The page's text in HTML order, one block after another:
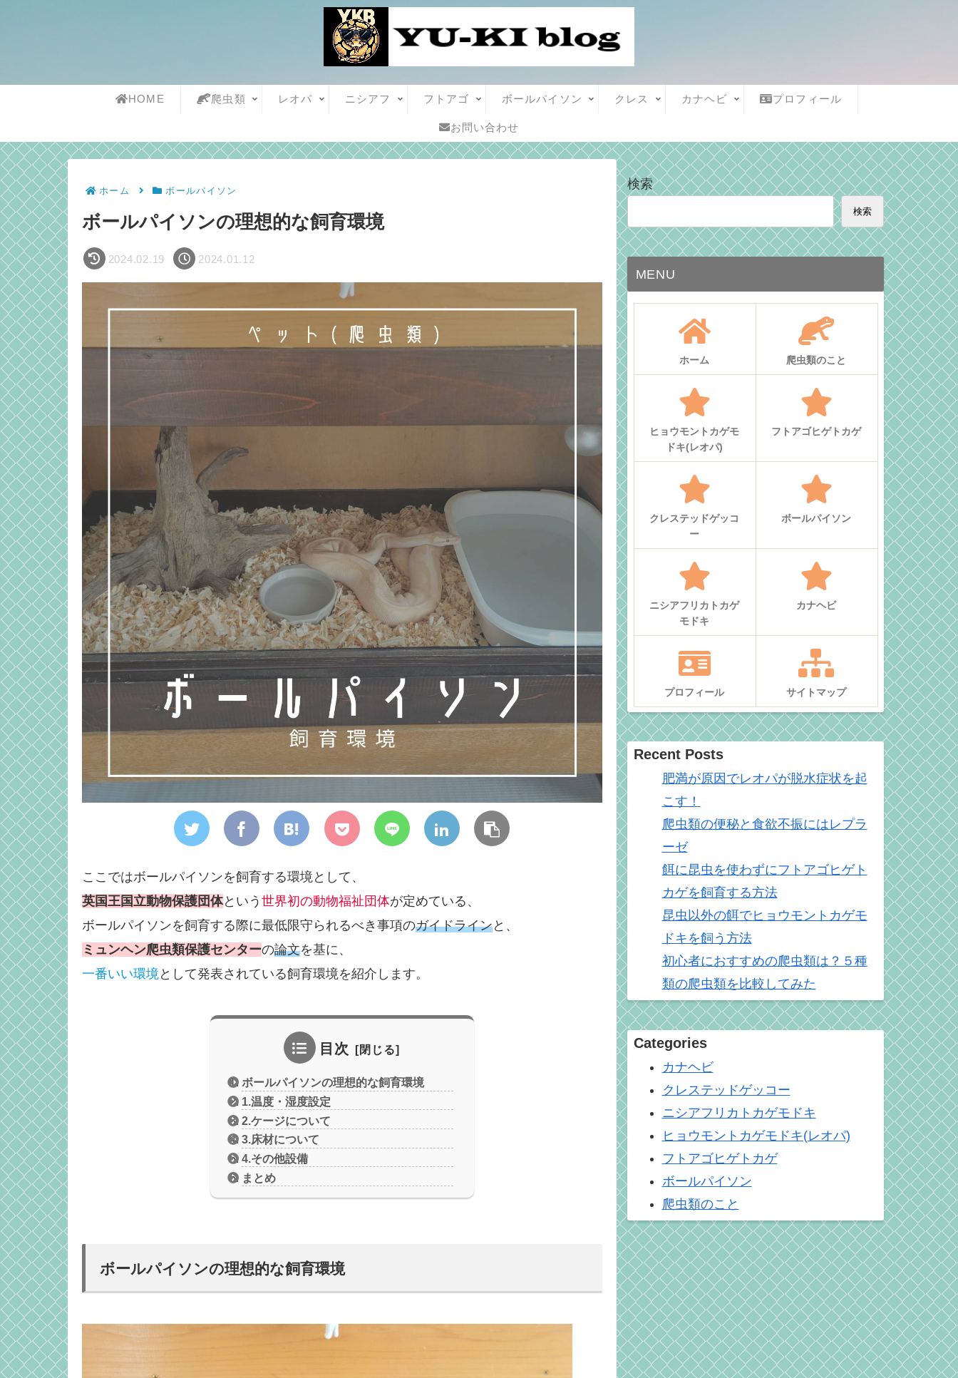
HOME 爬虫類 レオパ ニシアフ フトアゴ ボールパイソン クレス カナヘビ プロフィール
お問い合わせ
ホーム ボールパイソン
ボールパイソンの理想的な飼育環境
2024.02.19 2024.01.12
ここではボールパイソンを飼育する環境として、
英国王国立動物保護団体という 世界初の動物福祉団体が定めている、
ボールパイソンを飼育する際に最低限守られるべき事項のガイドラインと、
ミュンヘン爬虫類保護センターの論文を基に、
一番いい環境として発表されている飼育環境を紹介します。
目次
ボールパイソンの理想的な飼育環境
1.温度・湿度設定
2.ケージについて
3.床材について
4.その他設備
まとめ
ボールパイソンの理想的な飼育環境
検索
検索
MENU
ホーム 爬虫類のこと
ヒョウモントカゲモ
ドキ(レオパ)
フトアゴヒゲトカゲ
クレステッドゲッコ
ー
ボールパイソン
ニシアフリカトカゲ
モドキ
カナヘビ
プロフィール サイトマップ
Recent Posts
肥満が原因でレオパが脱水症状を起
こす！
爬虫類の便秘と食欲不振にはレプラ
ーゼ
餌に昆虫を使わずにフトアゴヒゲト
カゲを飼育する方法
昆虫以外の餌でヒョウモントカゲモ
ドキを飼う方法
初心者におすすめの爬虫類は？５種
類の爬虫類を比較してみた
Categories
カナヘビ
クレステッドゲッコー
ニシアフリカトカゲモドキ
ヒョウモントカゲモドキ(レオパ)
フトアゴヒゲトカゲ
ボールパイソン
爬虫類のこと